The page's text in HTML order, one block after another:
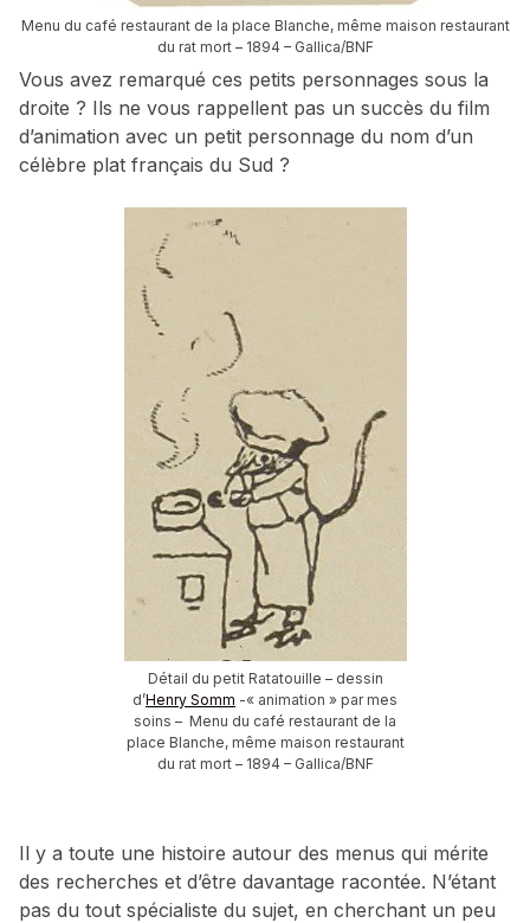
Menu du café restaurant de la place Blanche, même maison restaurant
du rat mort – 1894 – Gallica/BNF
Vous avez remarqué ces petits personnages sous la
droite ? Ils ne vous rappellent pas un succès du film
d’animation avec un petit personnage du nom d’un
célèbre plat français du Sud ?
Détail du petit Ratatouille – dessin
d’Henry Somm -« animation » par mes
soins – Menu du café restaurant de la
place Blanche, même maison restaurant
du rat mort – 1894 – Gallica/BNF
Il y a toute une histoire autour des menus qui mérite
des recherches et d’être davantage racontée. N’étant
pas du tout spécialiste du sujet, en cherchant un peu